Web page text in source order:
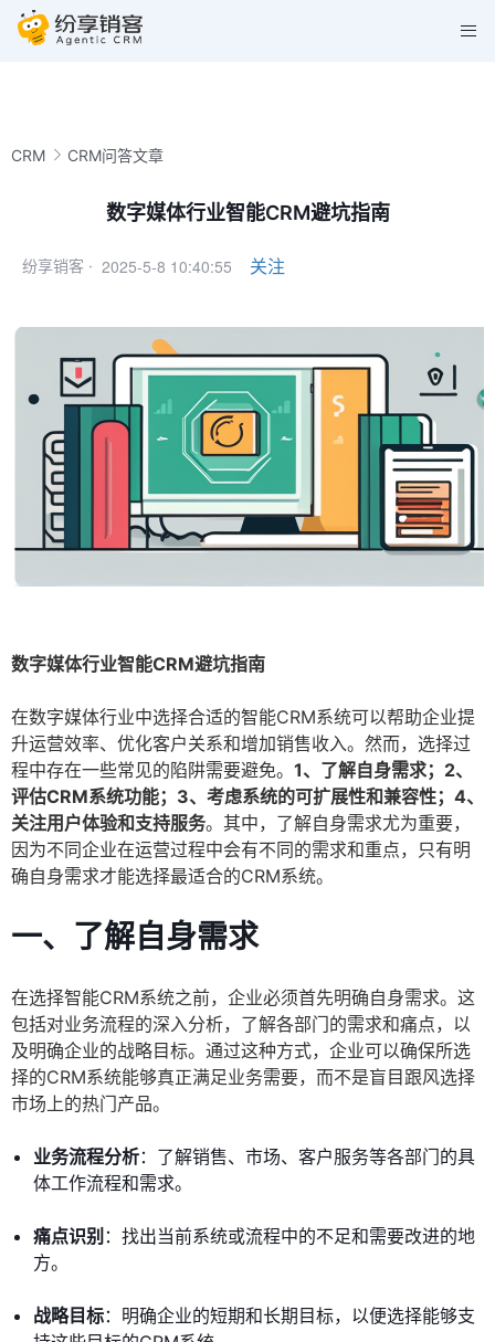
CRM CRM问答文章
数字媒体行业智能CRM避坑指南
纷享销客 · 2025-5-8 10:40:55 关注
数字媒体行业智能CRM避坑指南
在数字媒体行业中选择合适的智能CRM系统可以帮助企业提
升运营效率、优化客户关系和增加销售收入。然而，选择过
程中存在一些常见的陷阱需要避免。 1、了解自身需求；2、
评估CRM系统功能；3、考虑系统的可扩展性和兼容性；4、
关注用户体验和支持服务。其中，了解自身需求尤为重要，
因为不同企业在运营过程中会有不同的需求和重点，只有明
确自身需求才能选择最适合的CRM系统。
一、了解自身需求
在选择智能CRM系统之前，企业必须首先明确自身需求。这
包括对业务流程的深入分析，了解各部门的需求和痛点，以
及明确企业的战略目标。通过这种方式，企业可以确保所选
择的CRM系统能够真正满足业务需要，而不是盲目跟风选择
市场上的热门产品。
业务流程分析：了解销售、市场、客户服务等各部门的具
体工作流程和需求。
痛点识别 ：找出当前系统或流程中的不足和需要改进的地
方。
战略目标：明确企业的短期和长期目标，以便选择能够支